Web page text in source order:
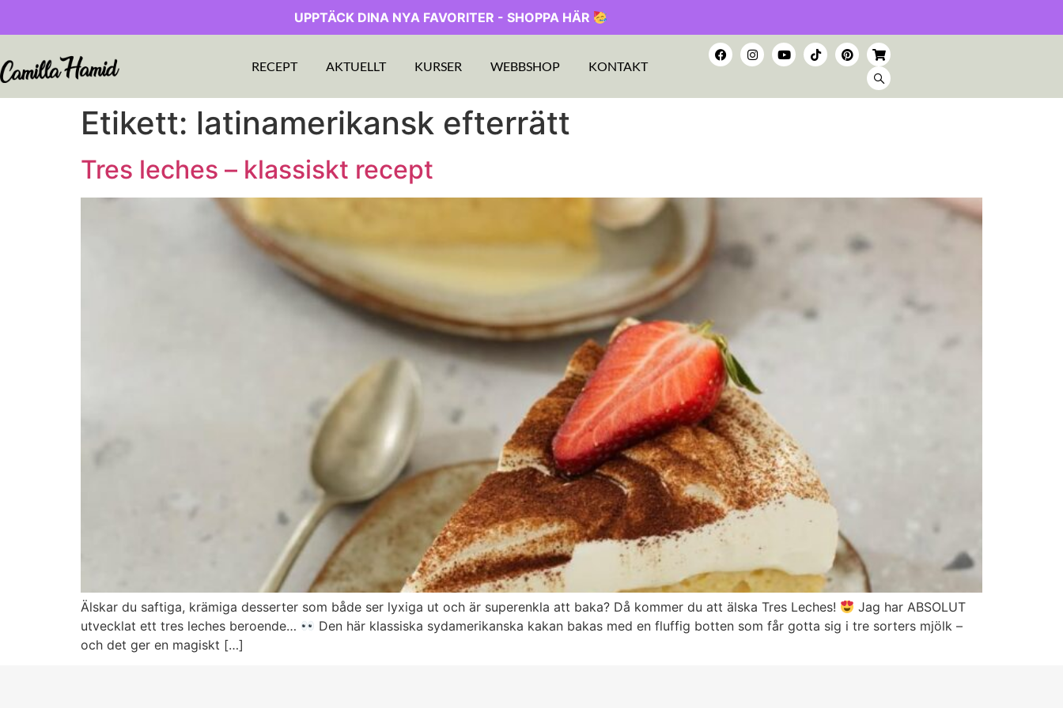
UPPTÄCK DINA NYA FAVORITER - SHOPPA HÄR
RECEPT AKTUELLT KURSER WEBBSHOP KONTAKT
Etikett: latinamerikansk efterrätt
Tres leches – klassiskt recept
Älskar du saftiga, krämiga desserter som både ser lyxiga ut och är superenkla att baka? Då kommer du att älska Tres Leches!
Jag har ABSOLUT
utvecklat ett tres leches beroende…
Den här klassiska sydamerikanska kakan bakas med en fluffig botten som får gotta sig i tre sorters mjölk –
och det ger en magiskt […]